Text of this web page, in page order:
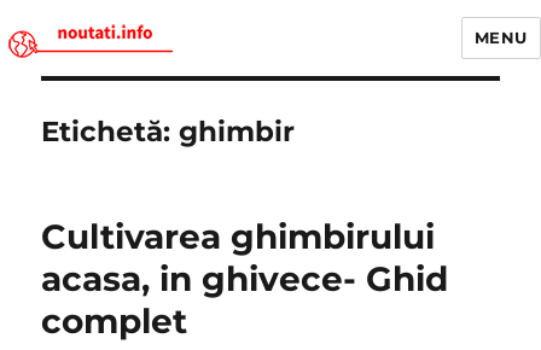
MENU
Etichetă:ghimbir
Cultivarea ghimbirului
acasa, in ghivece- Ghid
complet